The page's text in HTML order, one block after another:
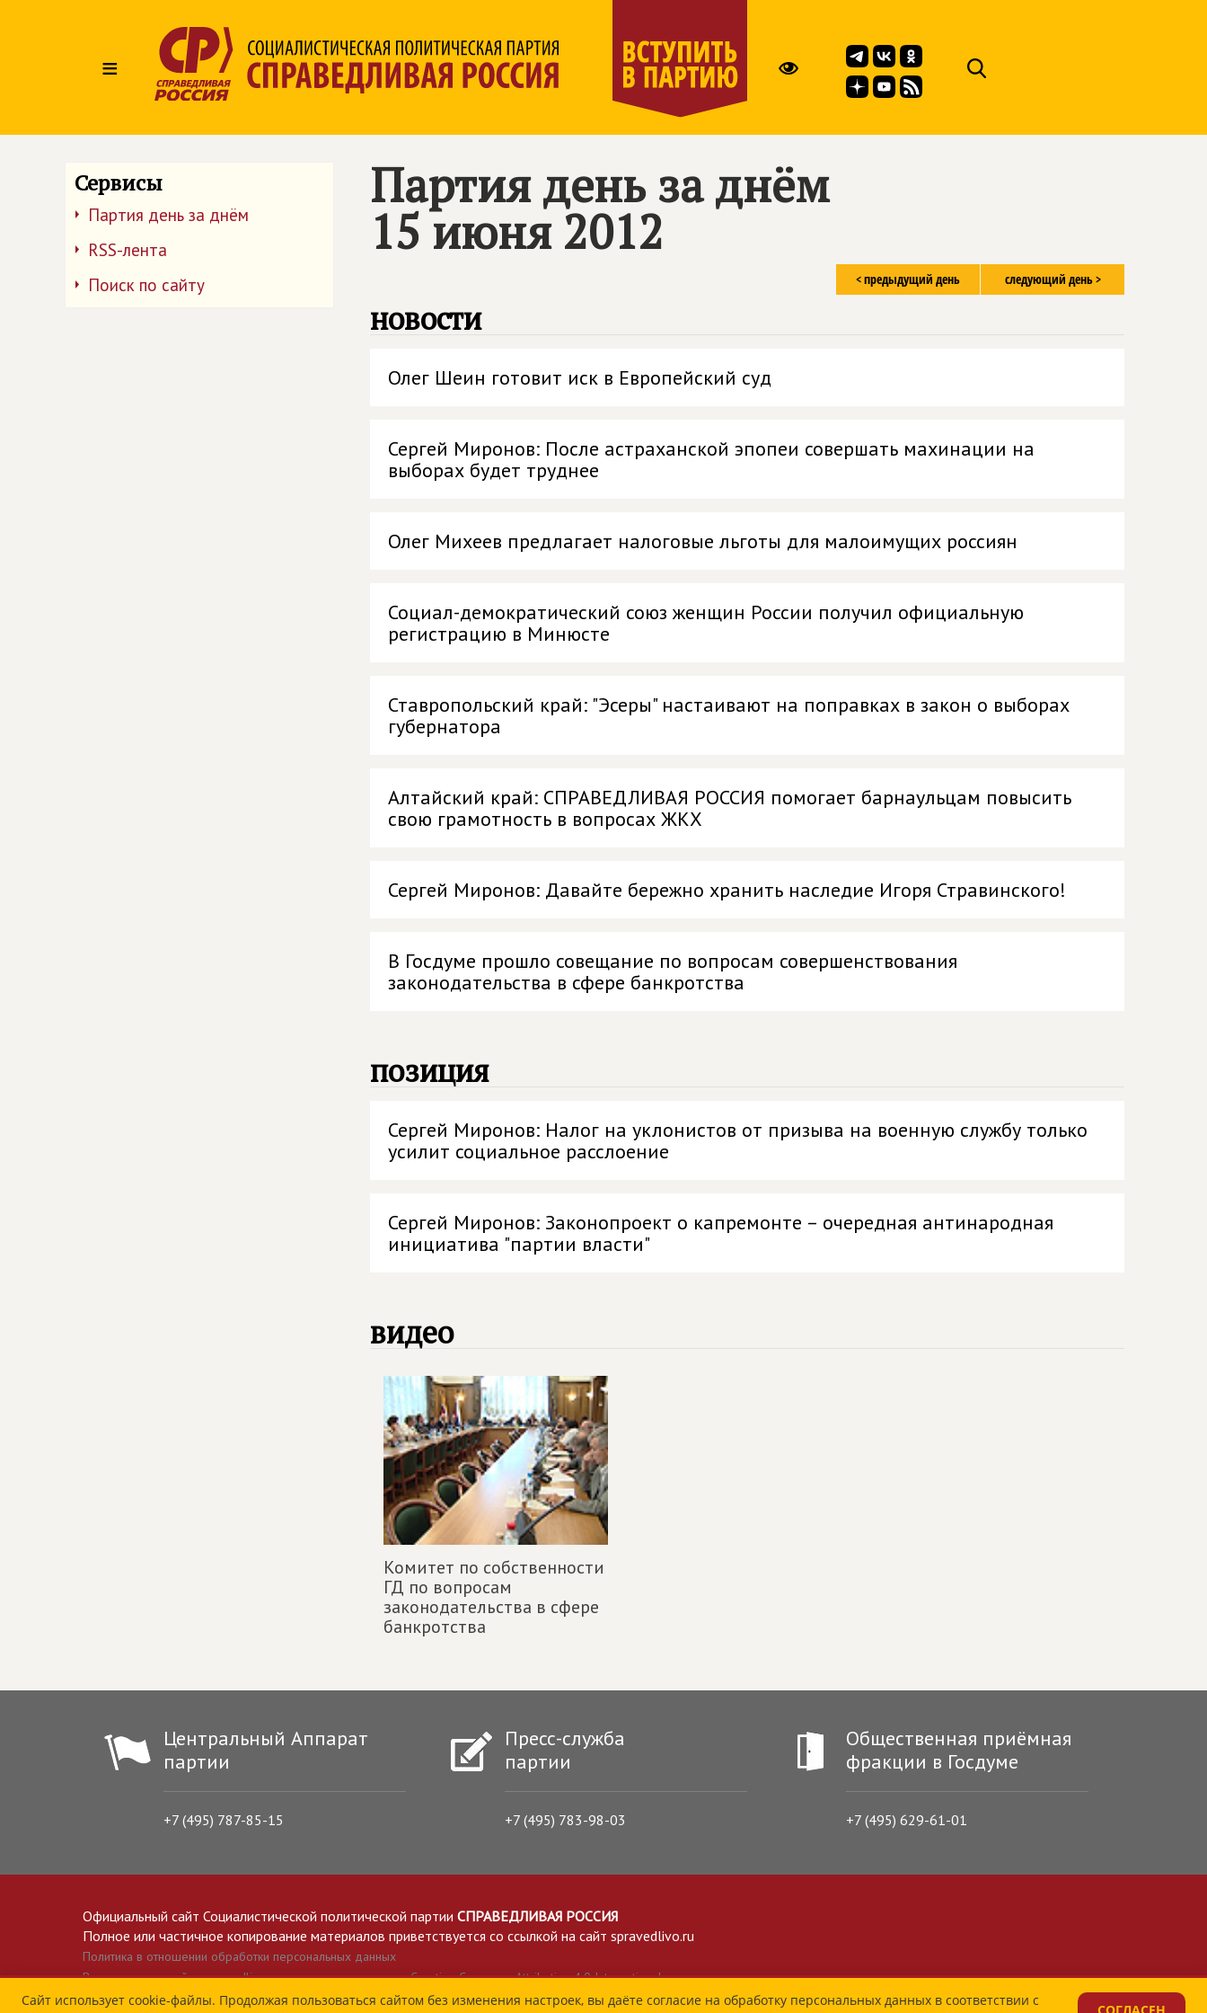
≡
Сервисы
Партия день за днём
RSS-лента
Поиск по сайту
Партия день за днём
15 июня 2012
следующий день >
< предыдущий день
новости
Олег Шеин готовит иск в Европейский суд
Сергей Миронов: После астраханской эпопеи совершать махинации на
выборах будет труднее
Олег Михеев предлагает налоговые льготы для малоимущих россиян
Социал-демократический союз женщин России получил официальную
регистрацию в Минюсте
Ставропольский край: "Эсеры" настаивают на поправках в закон о выборах
губернатора
Алтайский край: СПРАВЕДЛИВАЯ РОССИЯ помогает барнаульцам повысить
свою грамотность в вопросах ЖКХ
Сергей Миронов: Давайте бережно хранить наследие Игоря Стравинского!
В Госдуме прошло совещание по вопросам совершенствования
законодательства в сфере банкротства
позиция
Сергей Миронов: Налог на уклонистов от призыва на военную службу только
усилит социальное расслоение
Сергей Миронов: Законопроект о капремонте – очередная антинародная
инициатива "партии власти"
видео
Комитет по собственности
ГД по вопросам
законодательства в сфере
банкротства
Центральный Аппарат
партии
+7 (495) 787-85-15
Пресс-служба
партии
+7 (495) 783-98-03
Общественная приёмная
фракции в Госдуме
+7 (495) 629-61-01
Официальный сайт Социалистической политической партии СПРАВЕДЛИВАЯ РОССИЯ
Полное или частичное копирование материалов приветствуется со ссылкой на сайт spravedlivo.ru
Политика в отношении обработки персональных данных
Все материалы сайта spravedlivo.ru доступны по лицензии Creative Commons Attribution 4.0 International
Сайт использует cookie-файлы. Продолжая пользоваться сайтом без изменения настроек, вы даёте согласие на обработку персональных данных в соответствии с
СОГЛАСЕН